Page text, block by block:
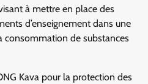
à mettre en place des
d’enseignement dans une
consommation de substances
Kava pour la protection des